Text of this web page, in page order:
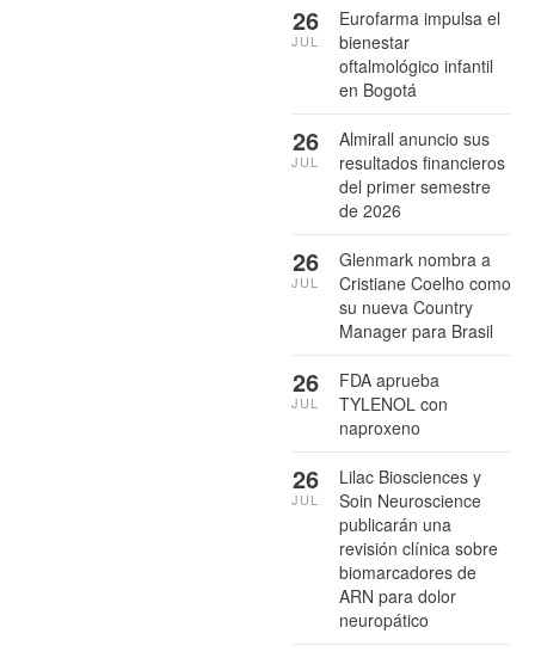
Eurofarma impulsa el
bienestar
oftalmológico infantil
en Bogotá
26
JUL
Almirall anuncio sus
resultados financieros
del primer semestre
de 2026
26
JUL
Glenmark nombra a
Cristiane Coelho como
su nueva Country
Manager para Brasil
26
JUL
FDA aprueba
TYLENOL con
naproxeno
26
JUL
Lilac Biosciences y
Soin Neuroscience
publicarán una
revisión clínica sobre
biomarcadores de
ARN para dolor
neuropático
26
JUL